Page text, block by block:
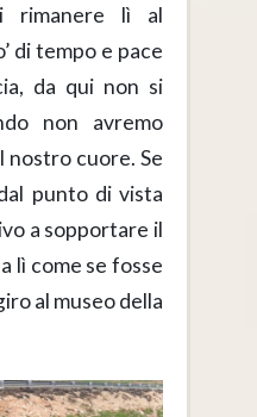
rimanere lì al
di tempo e pace
da qui non si
non avremo
nostro cuore. Se
punto di vista
a sopportare il
lì come se fosse
al museo della